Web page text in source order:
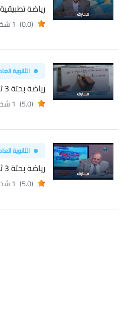
رياضة تطبيقية 3 ثانوي استاتيكا
(0.0) 1 شخص
الثانوية
رياضة بحتة 3 ثانوي تفاضل و تكامل
(5.0) 1 شخص
الثانوية
رياضة بحتة 3 ثانوي جبر و هندسة فراغية
(5.0) 1 شخص